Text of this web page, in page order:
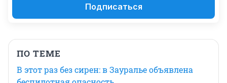
Подписаться
ПО ТЕМЕ
В этот раз без сирен: в Зауралье объявлена